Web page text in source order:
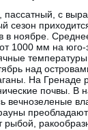
пассатный, с
сезон
в ноябре.
от 1000 мм на
над
На Гренаде
почвы. В
вечнозеленые
рыбой,